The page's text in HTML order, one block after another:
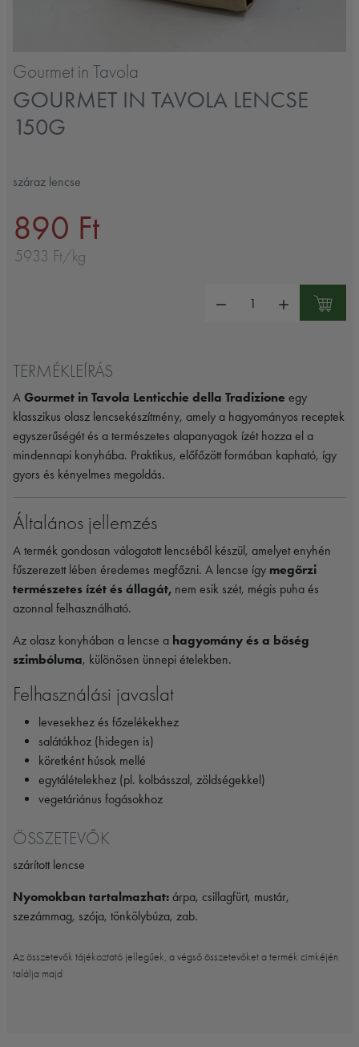
Gourmet in Tavola
GOURMET IN TAVOLA LENCSE
150G
száraz lencse
890 Ft
5933 Ft/kg
TERMÉKLEÍRÁS
A Gourmet in Tavola Lenticchie della Tradizione egy
klasszikus olasz lencsekészítmény, amely a hagyományos receptek
egyszerűségét és a természetes alapanyagok ízét hozza el a
mindennapi konyhába. Praktikus, előfőzött formában kapható, így
gyors és kényelmes megoldás.
Általános jellemzés
A termék gondosan válogatott lencséből készül, amelyet enyhén
fűszerezett lében éredemes megfőzni. A lencse így megőrzi
természetes ízét és állagát, nem esik szét, mégis puha és
azonnal felhasználható.
Az olasz konyhában a lencse a hagyomány és a bőség
szimbóluma, különösen ünnepi ételekben.
Felhasználási javaslat
levesekhez és főzelékekhez
salátákhoz (hidegen is)
köretként húsok mellé
egytálételekhez (pl. kolbásszal, zöldségekkel)
vegetáriánus fogásokhoz
ÖSSZETEVŐK
szárított lencse
Nyomokban tartalmazhat: árpa, csillagfürt, mustár,
szezámmag, szója, tönkölybúza, zab.
Az összetevők tájékoztató jellegűek, a végső összetevőket a termék cimkéjén
találja majd